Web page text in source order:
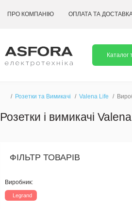
ПРО КОМПАНІЮ ОПЛАТА ТА
Каталог
Розетки та Вимикачі Valena Life
Розетки і вимикачі
ФІЛЬТР ТОВАРІВ
Виробник:
Legrand